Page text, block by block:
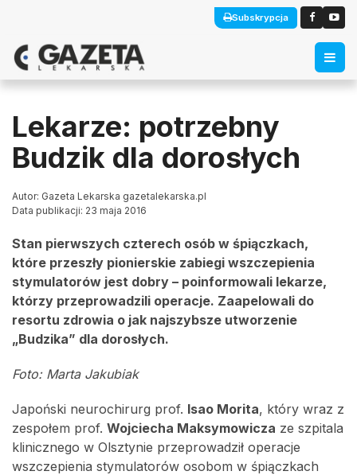
Subskrypcja
Lekarze: potrzebny
Budzik dla dorosłych
Autor: Gazeta Lekarska gazetalekarska.pl
Data publikacji: 23 maja 2016
Stan pierwszych czterech osób w śpiączkach,
które przeszły pionierskie zabiegi wszczepienia
stymulatorów jest dobry – poinformowali lekarze,
którzy przeprowadzili operacje. Zaapelowali do
resortu zdrowia o jak najszybsze utworzenie
„Budzika” dla dorosłych.
Foto: Marta Jakubiak
Japoński neurochirurg prof. Isao Morita, który wraz z
zespołem prof. Wojciecha Maksymowicza ze szpitala
klinicznego w Olsztynie przeprowadził operacje
wszczepienia stymulatorów osobom w śpiączkach